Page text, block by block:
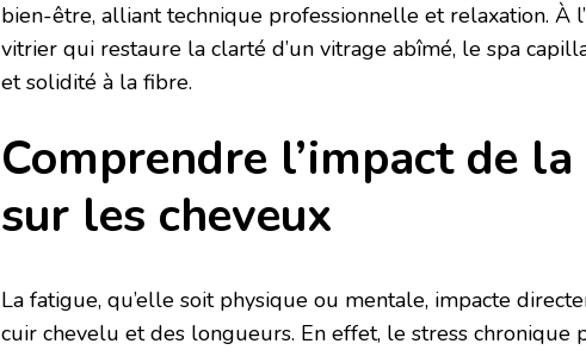
bien-être, alliant technique professionnelle et relaxation. À
vitrier qui restaure la clarté d’un vitrage abîmé, le spa
et solidité à la fibre.
Comprendre l’impact de
sur les cheveux
La fatigue, qu’elle soit physique ou mentale, impacte
cuir chevelu et des longueurs. En effet, le stress chronique